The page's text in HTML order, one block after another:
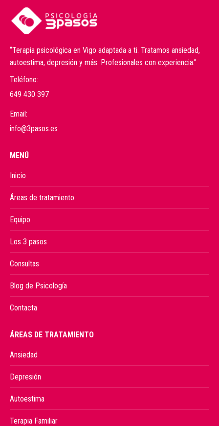
“Terapia psicológica en Vigo adaptada a ti. Tratamos ansiedad,
autoestima, depresión y más. Profesionales con experiencia.”
Teléfono:
649 430 397
Email:
info@3pasos.es
MENÚ
Inicio
Áreas de tratamiento
Equipo
Los 3 pasos
Consultas
Blog de Psicología
Contacta
ÁREAS DE TRATAMIENTO
Ansiedad
Depresión
Autoestima
Terapia Familiar